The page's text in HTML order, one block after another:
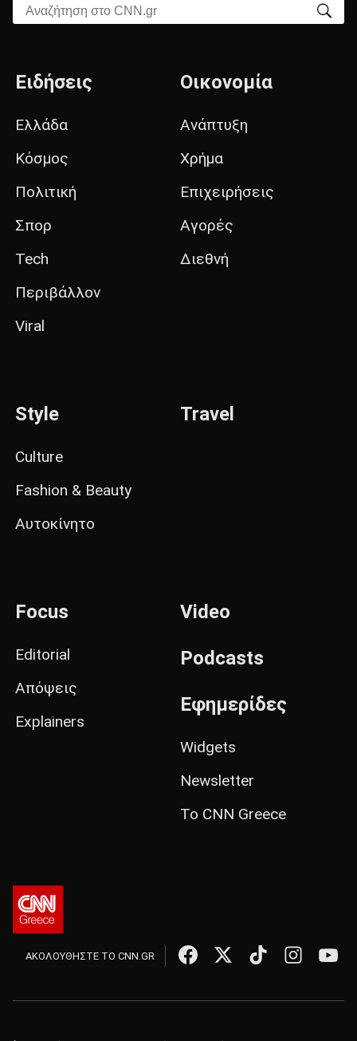
Αναζήτηση στο CNN.gr
Ειδήσεις
Ελλάδα
Κόσμος
Πολιτική
Σπορ
Tech
Περιβάλλον
Viral
Οικονομία
Ανάπτυξη
Χρήμα
Επιχειρήσεις
Αγορές
Διεθνή
Style
Culture
Fashion & Beauty
Αυτοκίνητο
Travel
Focus
Editorial
Απόψεις
Explainers
Video
Podcasts
Εφημερίδες
Widgets
Newsletter
Το CNN Greece
ΑΚΟΛΟΥΘΗΣΤΕ ΤΟ CNN.GR